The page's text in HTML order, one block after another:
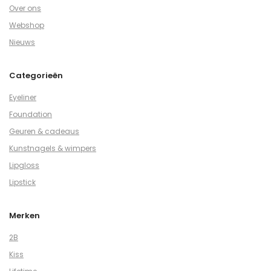
Over ons
Webshop
Nieuws
Categorieën
Eyeliner
Foundation
Geuren & cadeaus
Kunstnagels & wimpers
Lipgloss
Lipstick
Merken
2B
Kiss